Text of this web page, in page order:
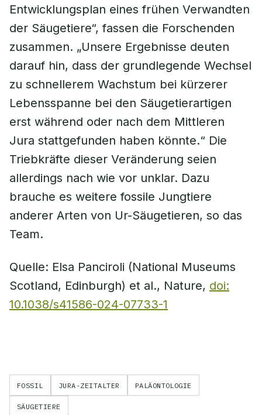
Entwicklungsplan eines frühen Verwandten
der Säugetiere“, fassen die Forschenden
zusammen. „Unsere Ergebnisse deuten
darauf hin, dass der grundlegende Wechsel
zu schnellerem Wachstum bei kürzerer
Lebensspanne bei den Säugetierartigen
erst während oder nach dem Mittleren
Jura stattgefunden haben könnte.“ Die
Triebkräfte dieser Veränderung seien
allerdings nach wie vor unklar. Dazu
brauche es weitere fossile Jungtiere
anderer Arten von Ur-Säugetieren, so das
Team.
Quelle: Elsa Panciroli (National Museums
Scotland, Edinburgh) et al., Nature, doi:
10.1038/s41586-024-07733-1
FOSSIL JURA-ZEITALTER PALÄONTOLOGIE
SÄUGETIERE